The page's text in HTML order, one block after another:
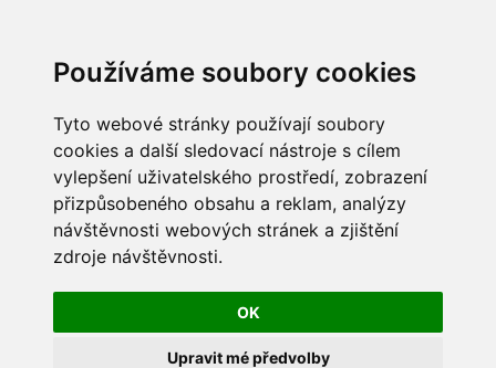
Používáme soubory cookies
Tyto webové stránky používají soubory
cookies a další sledovací nástroje s cílem
vylepšení uživatelského prostředí, zobrazení
přizpůsobeného obsahu a reklam, analýzy
návštěvnosti webových stránek a zjištění
zdroje návštěvnosti.
OK
Upravit mé předvolby